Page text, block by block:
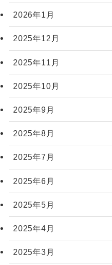
2026年1月
2025年12月
2025年11月
2025年10月
2025年9月
2025年8月
2025年7月
2025年6月
2025年5月
2025年4月
2025年3月